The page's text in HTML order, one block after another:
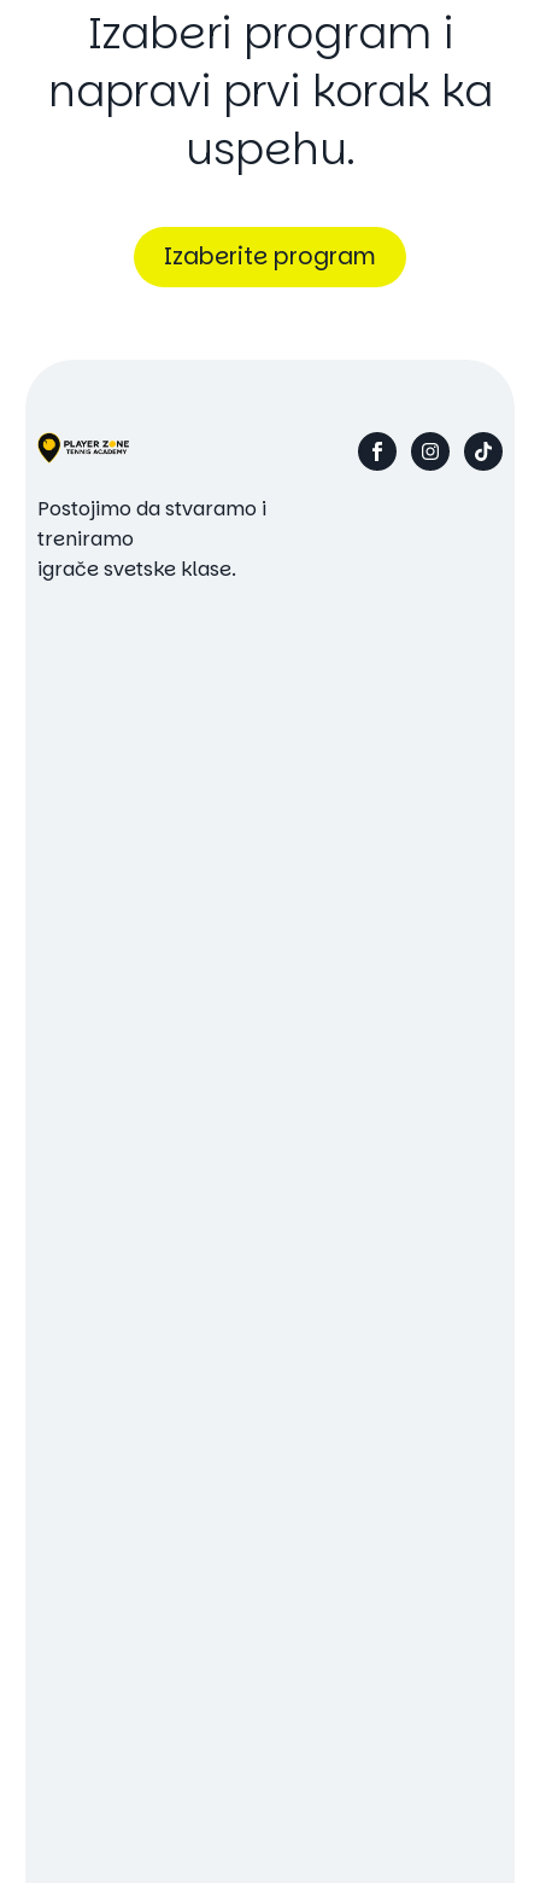
Izaberi program i
napravi prvi korak ka
uspehu.
Izaberite program
Postojimo da stvaramo i
treniramo
igrače svetske klase.